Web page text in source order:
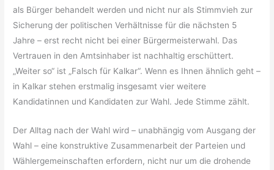
als Bürger behandelt werden und nicht nur als Stimmvieh zur
Sicherung der politischen Verhältnisse für die nächsten 5
Jahre – erst recht nicht bei einer Bürgermeisterwahl. Das
Vertrauen in den Amtsinhaber ist nachhaltig erschüttert.
„Weiter so“ ist „Falsch für Kalkar“. Wenn es Ihnen ähnlich geht –
in Kalkar stehen erstmalig insgesamt vier weitere
Kandidatinnen und Kandidaten zur Wahl. Jede Stimme zählt.
Der Alltag nach der Wahl wird – unabhängig vom Ausgang der
Wahl – eine konstruktive Zusammenarbeit der Parteien und
Wählergemeinschaften erfordern, nicht nur um die drohende